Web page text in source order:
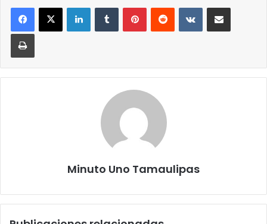
LinkedInTumblrPinterestReddit VKontakteCompartir por correo
Imprimir
Minuto Uno Tamaulipas